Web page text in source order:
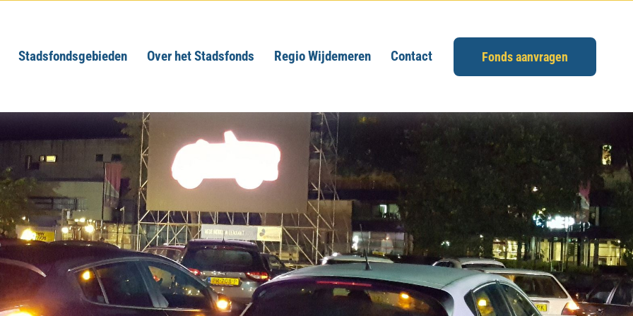
Stadsfondsgebieden Over het Stadsfonds Regio Wijdemeren Contact Fonds aanvragen